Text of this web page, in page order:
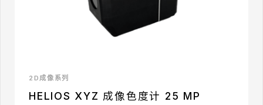
2D成像系列
HELIOS XYZ 成像色度计 25 MP